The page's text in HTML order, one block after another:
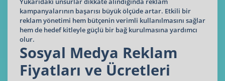
kampanyalarının başarısı büyük ölçüde artar. Etkili bir
reklam yönetimi hem bütçenin verimli kullanılmasını sağlar
hem de hedef kitleyle güçlü bir bağ kurulmasına yardımcı
olur.
Sosyal Medya Reklam
Fiyatları ve Ücretleri